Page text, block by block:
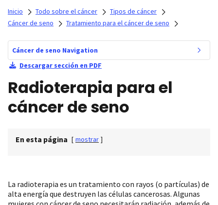
Inicio Todo sobre el cáncer
Tipos de cáncer
Cáncer de seno
Tratamiento para el cáncer de seno
Cáncer de seno Navigation
Descargar sección en PDF
Radioterapia para el
cáncer de seno
En esta página [ mostrar ]
La radioterapia es un tratamiento con rayos (o partículas) de
alta energía que destruyen las células cancerosas. Algunas